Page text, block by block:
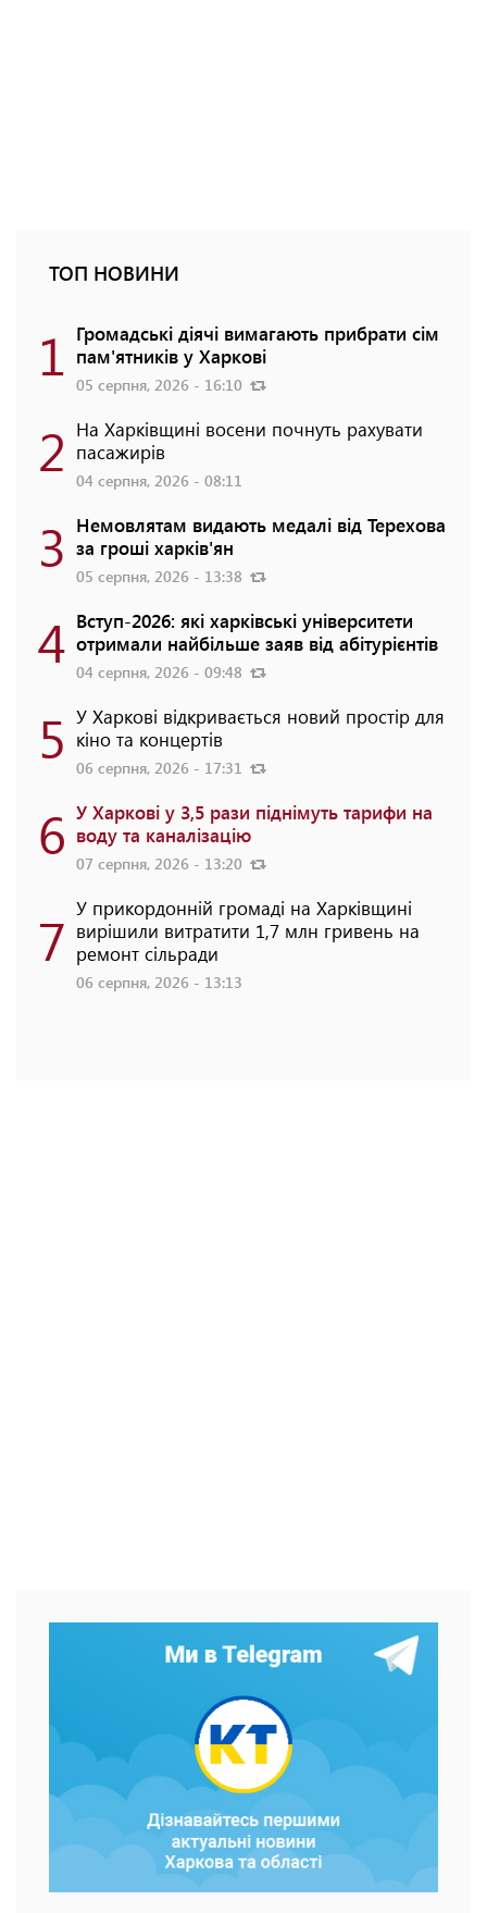
ТОП НОВИНИ
1 Громадські діячі вимагають прибрати сім
пам'ятників у Харкові
05 серпня, 2026 - 16:10
2 На Харківщині восени почнуть рахувати
пасажирів
04 серпня, 2026 - 08:11
3 Немовлятам видають медалі від Терехова
за гроші харків'ян
05 серпня, 2026 - 13:38
4 Вступ-2026: які харківські університети
отримали найбільше заяв від абітурієнтів
04 серпня, 2026 - 09:48
5 У Харкові відкривається новий простір для
кіно та концертів
06 серпня, 2026 - 17:31
6 У Харкові у 3,5 рази піднімуть тарифи на
воду та каналізацію
07 серпня, 2026 - 13:20
7 У прикордонній громаді на Харківщині
вирішили витратити 1,7 млн гривень на
ремонт сільради
06 серпня, 2026 - 13:13